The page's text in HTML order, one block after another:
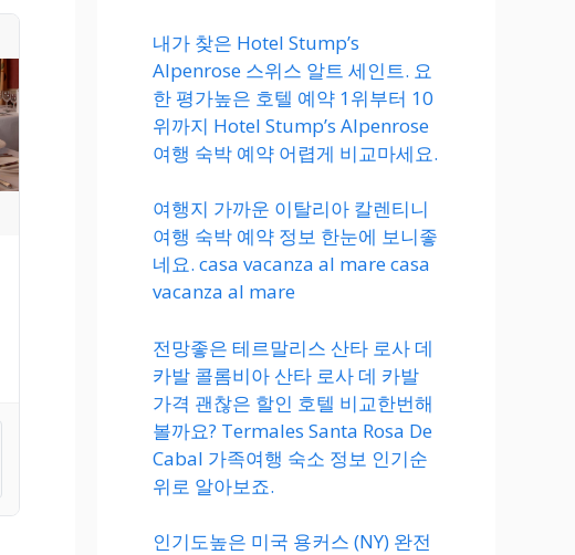
내가 찾은 Hotel Stump’s
Alpenrose 스위스 알트 세인트. 요
한 평가높은 호텔 예약 1위부터 10
위까지 Hotel Stump’s Alpenrose
여행 숙박 예약 어렵게 비교마세요.
여행지 가까운 이탈리아 칼렌티니
여행 숙박 예약 정보 한눈에 보니좋
네요. casa vacanza al mare casa
vacanza al mare
전망좋은 테르말리스 산타 로사 데
카발 콜롬비아 산타 로사 데 카발
가격 괜찮은 할인 호텔 비교한번해
볼까요? Termales Santa Rosa De
Cabal 가족여행 숙소 정보 인기순
위로 알아보죠.
인기도높은 미국 용커스 (NY) 완전